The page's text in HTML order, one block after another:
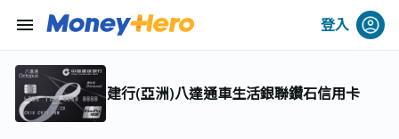
menu 登入
建行(亞洲)八達通車生活銀聯鑽石信用卡